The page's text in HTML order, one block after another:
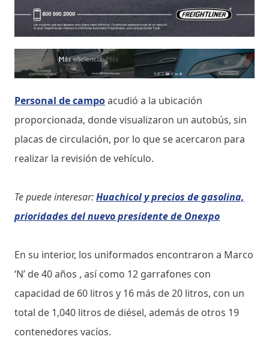
Personal de campoacudió a la ubicación
proporcionada, donde visualizaron un autobús, sin
placas de circulación, por lo que se acercaron para
realizar la revisión de vehículo.
Te puede interesar:Huachicol y precios de gasolina,
prioridades del nuevo presidente de Onexpo
En su interior, los uniformados encontraron a Marco
‘N’ de 40 años , así como 12 garrafones con
capacidad de 60 litros y 16 más de 20 litros, con un
total de 1,040 litros de diésel, además de otros 19
contenedores vacíos.